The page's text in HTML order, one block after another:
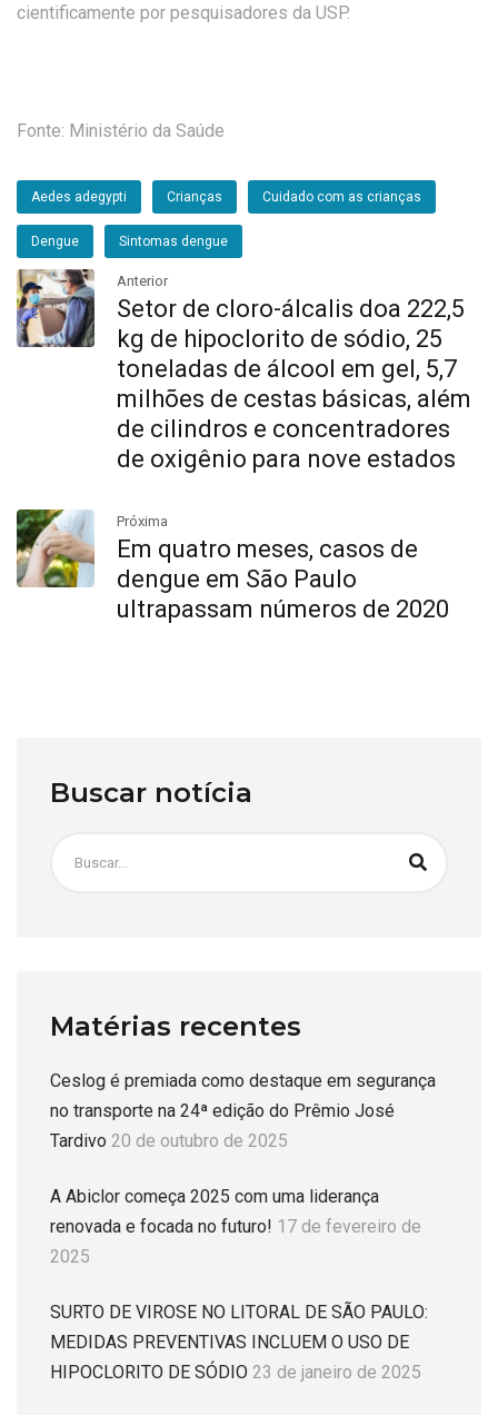
cientificamente por pesquisadores da USP.
Fonte: Ministério da Saúde
Aedes adegypti Crianças Cuidado com as crianças
Dengue Sintomas dengue
Anterior
Setor de cloro-álcalis doa 222,5
kg de hipoclorito de sódio, 25
toneladas de álcool em gel, 5,7
milhões de cestas básicas, além
de cilindros e concentradores
de oxigênio para nove estados
Próxima
Em quatro meses, casos de
dengue em São Paulo
ultrapassam números de 2020
Buscar notícia
Matérias recentes
Ceslog é premiada como destaque em segurança
no transporte na 24ª edição do Prêmio José
Tardivo 20 de outubro de 2025
A Abiclor começa 2025 com uma liderança
renovada e focada no futuro! 17 de fevereiro de
2025
SURTO DE VIROSE NO LITORAL DE SÃO PAULO:
MEDIDAS PREVENTIVAS INCLUEM O USO DE
HIPOCLORITO DE SÓDIO 23 de janeiro de 2025